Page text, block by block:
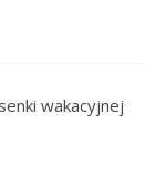
wakacyjnej